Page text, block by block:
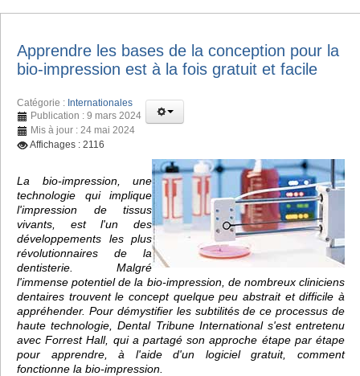
Apprendre les bases de la conception pour la
bio-impression est à la fois gratuit et facile
Catégorie : Internationales
Publication : 9 mars 2024
Mis à jour : 24 mai 2024
Affichages : 2116
La bio-impression, une
technologie qui implique
l'impression de tissus
vivants, est l'un des
développements les plus
révolutionnaires de la
dentisterie. Malgré
l'immense potentiel de la bio-impression, de nombreux cliniciens
dentaires trouvent le concept quelque peu abstrait et difficile à
appréhender. Pour démystifier les subtilités de ce processus de
haute technologie, Dental Tribune International s'est entretenu
avec Forrest Hall, qui a partagé son approche étape par étape
pour apprendre, à l'aide d'un logiciel gratuit, comment
fonctionne la bio-impression.